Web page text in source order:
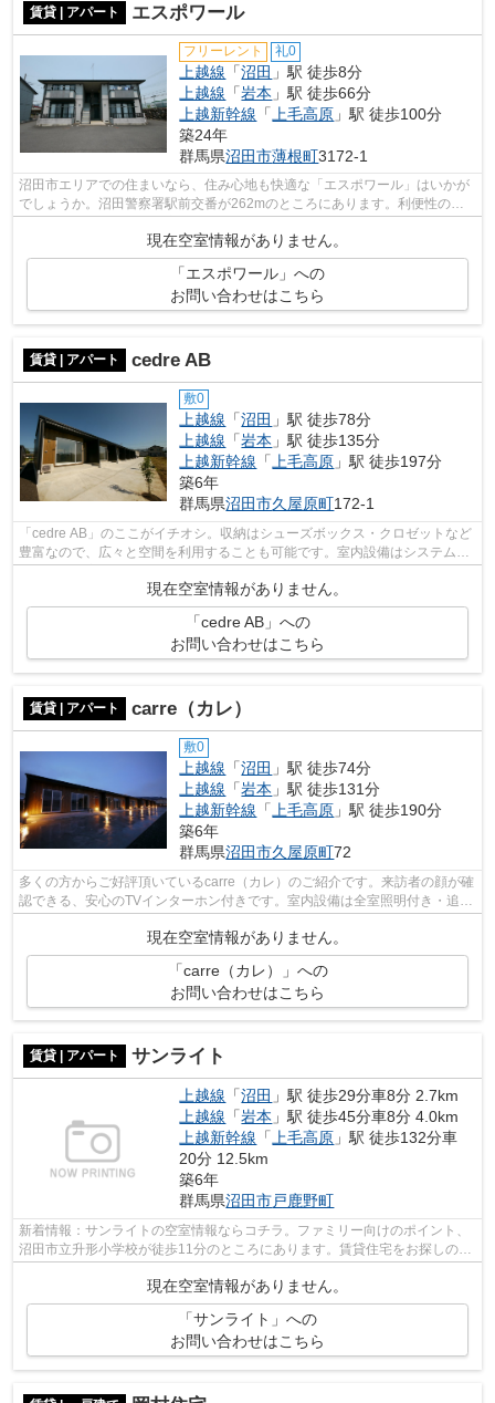
賃貸 | アパート エスポワール
フリーレント 礼0
上越線 「沼田 」駅 徒歩8分
上越線 「岩本 」駅 徒歩66分
上越新幹線 「 上毛高原 」駅 徒歩100分
築24年
群馬県沼田市薄根町3172-1
沼田市エリアでの住まいなら、住み心地も快適な「エスポワール」はいかが
でしょうか。沼田警察署駅前交番が262mのところにあります。利便性の高
現在空室情報がありません。
「エスポワール」への
お問い合わせはこちら
賃貸 | アパート cedre AB
敷0
上越線 「沼田 」駅 徒歩78分
上越線 「岩本 」駅 徒歩135分
上越新幹線 「 上毛高原 」駅 徒歩197分
築6年
群馬県沼田市久屋原町172-1
「cedre AB」のここがイチオシ。収納はシューズボックス・クロゼットなど
豊富なので、広々と空間を利用することも可能です。室内設備はシステムキ
現在空室情報がありません。
「cedre AB」への
お問い合わせはこちら
賃貸 | アパート carre（カレ）
敷0
上越線 「沼田 」駅 徒歩74分
上越線 「岩本 」駅 徒歩131分
上越新幹線 「 上毛高原 」駅 徒歩190分
築6年
群馬県沼田市久屋原町72
多くの方からご好評頂いているcarre（カレ）のご紹介です。来訪者の顔が確
認できる、安心のTVインターホン付きです。室内設備は全室照明付き・追い
焚き・システムキッチンなどが揃って...
現在空室情報がありません。
「carre（カレ）」への
お問い合わせはこちら
賃貸 | アパート サンライト
上越線 「沼田 」駅 徒歩29分車8分 2.7km
上越線 「岩本 」駅 徒歩45分車8分 4.0km
上越新幹線 「上毛高原 」駅 徒歩132分車
20分 12.5km
築6年
群馬県沼田市戸鹿野町
新着情報：サンライトの空室情報ならコチラ。ファミリー向けのポイント、
沼田市立升形小学校が徒歩11分のところにあります。賃貸住宅をお探しの方
現在空室情報がありません。
「サンライト」への
お問い合わせはこちら